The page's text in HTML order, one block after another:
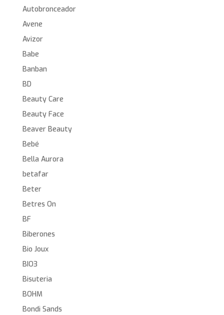
Autobronceador
Avene
Avizor
Babe
Banban
BD
Beauty Care
Beauty Face
Beaver Beauty
Bebé
Bella Aurora
betafar
Beter
Betres On
BF
Biberones
Bio Joux
BIO3
Bisuteria
BOHM
Bondi Sands